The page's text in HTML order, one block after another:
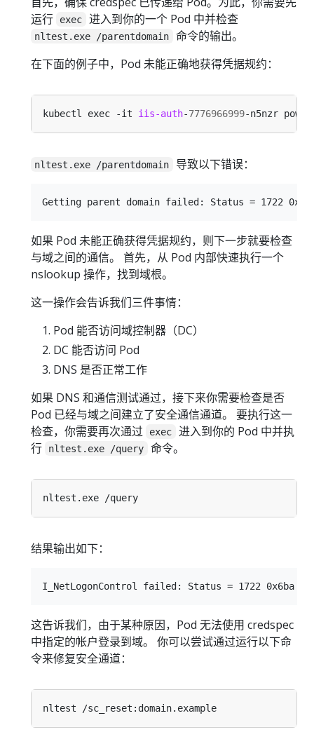
运行
exec 进入到你的一个 Pod 中并检查
nltest.exe /parentdomain
命令的输出。
在下面的例子中，Pod 未能正确地获得凭据规约：
kubectl exec -it iis-auth-7776966999
nltest.exe /parentdomain 导致以下错误：
如果 Pod 未能正确获得凭据规约，则下一步就要检查
与域之间的通信。 首先，从 Pod 内部快速执行一个
nslookup 操作，找到域根。
这一操作会告诉我们三件事情：
Pod 能否访问域控制器（DC）
DC 能否访问 Pod
DNS 是否正常工作
如果 DNS 和通信测试通过，接下来你需要检查是否
Pod 已经与域之间建立了安全通信通道。 要执行这一
检查，你需要再次通过
exec
进入到你的 Pod 中并执
行
nltest.exe /query 命令。
结果输出如下：
这告诉我们，由于某种原因，Pod 无法使用 credspec
中指定的帐户登录到域。 你可以尝试通过运行以下命
令来修复安全通道：
nltest /sc_reset :